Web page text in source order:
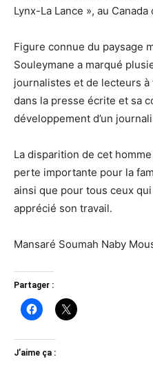
Lynx-La Lance », au
Figure connue du paysage
Souleymane a marqué
journalistes et de lecteurs
dans la presse écrite et sa
développement d’un
La disparition de cet
perte importante pour la
ainsi que pour tous ceux
apprécié son travail.
Mansaré Soumah Naby
Partager :
J’aime ça :